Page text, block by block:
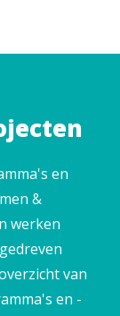
en
&
werken
van
en -